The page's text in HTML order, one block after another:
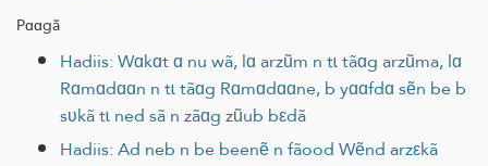
Pɑɑgã
Hadiis: Wɑkɑt ɑ nu wã, lɑ arzũm n tɩ tãɑg arzũma, lɑ
Rɑmɑdɑɑn n tɩ tãɑg Rɑmɑdɑɑne, b yɑɑfdɑ sẽn be b
sʋkã tɩ ned sã n zãɑg zũub bεdã
Hadiis: Ad neb n be beenẽ n fãood Wẽnd arzεkã